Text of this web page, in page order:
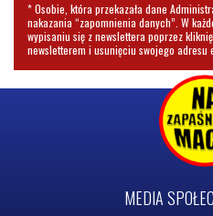
* Osobie, która przekazała dane
nakazania “zapomnienia danych”. W
wypisaniu się z newslettera poprzez
newsletterem i usunięciu swojego adresu
MEDIA